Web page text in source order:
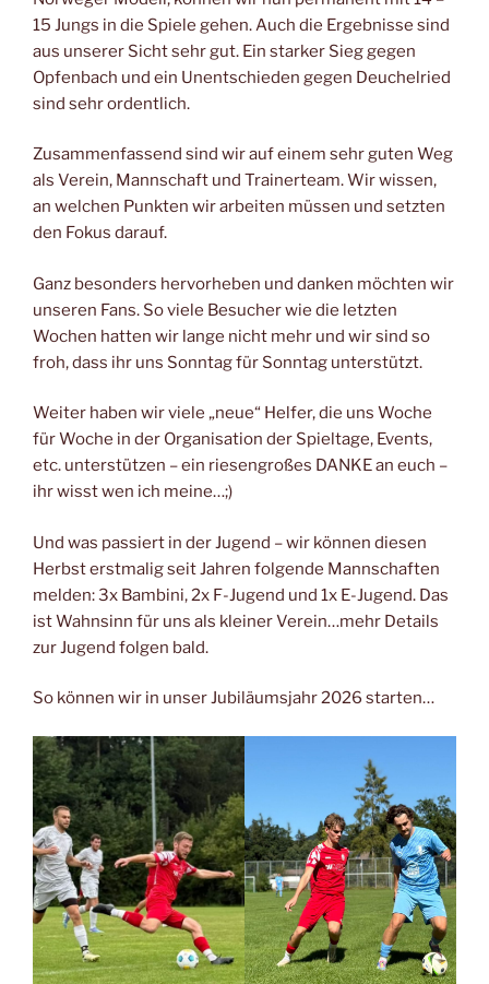
15 Jungs in die Spiele gehen. Auch die Ergebnisse sind
aus unserer Sicht sehr gut. Ein starker Sieg gegen
Opfenbach und ein Unentschieden gegen Deuchelried
sind sehr ordentlich.
Zusammenfassend sind wir auf einem sehr guten Weg
als Verein, Mannschaft und Trainerteam. Wir wissen,
an welchen Punkten wir arbeiten müssen und setzten
den Fokus darauf.
Ganz besonders hervorheben und danken möchten wir
unseren Fans. So viele Besucher wie die letzten
Wochen hatten wir lange nicht mehr und wir sind so
froh, dass ihr uns Sonntag für Sonntag unterstützt.
Weiter haben wir viele „neue“ Helfer, die uns Woche
für Woche in der Organisation der Spieltage, Events,
etc. unterstützen – ein riesengroßes DANKE an euch –
ihr wisst wen ich meine…;)
Und was passiert in der Jugend – wir können diesen
Herbst erstmalig seit Jahren folgende Mannschaften
melden: 3x Bambini, 2x F-Jugend und 1x E-Jugend. Das
ist Wahnsinn für uns als kleiner Verein…mehr Details
zur Jugend folgen bald.
So können wir in unser Jubiläumsjahr 2026 starten…